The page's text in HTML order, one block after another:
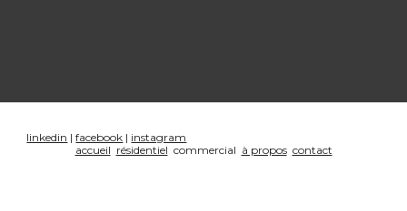
linkedin | facebook | instagram
accueil résidentiel
  commercial
à propos contact